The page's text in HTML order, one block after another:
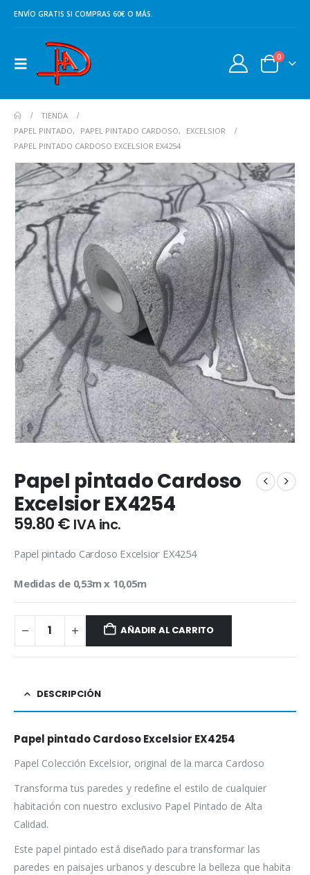
ENVÍO GRATIS SI COMPRAS 60€ O MÁS.
0
TIENDA
PAPEL PINTADO, PAPEL PINTADO CARDOSO,
EXCELSIOR
PAPEL PINTADO CARDOSO EXCELSIOR EX4254
Papel pintado Cardoso
Excelsior EX4254
59.80€ IVA inc.
Papel pintado Cardoso Excelsior EX4254
Medidas de 0,53m x 10,05m
AÑADIR AL CARRITO
DESCRIPCIÓN
Papel pintado Cardoso Excelsior EX4254
Papel Colección Excelsior, original de la marca Cardoso
Transforma tus paredes y redefine el estilo de cualquier
habitación con nuestro exclusivo Papel Pintado de Alta
Calidad.
Este papel pintado está diseñado para transformar las
paredes en paisajes urbanos y descubre la belleza que habita